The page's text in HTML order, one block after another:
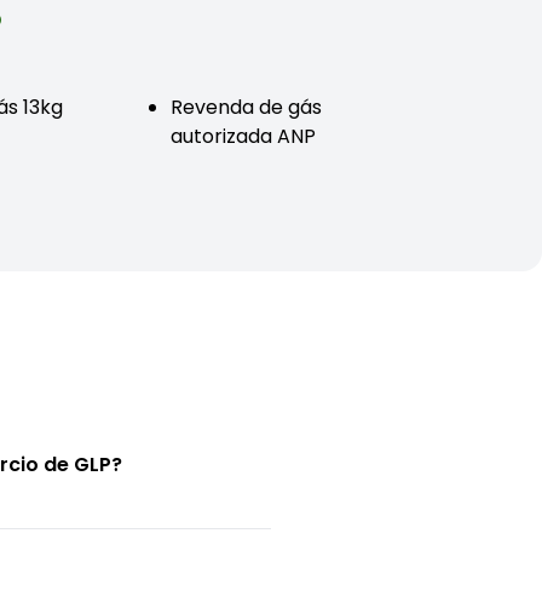
13kg
Revenda de gás
autorizada ANP
de GLP?